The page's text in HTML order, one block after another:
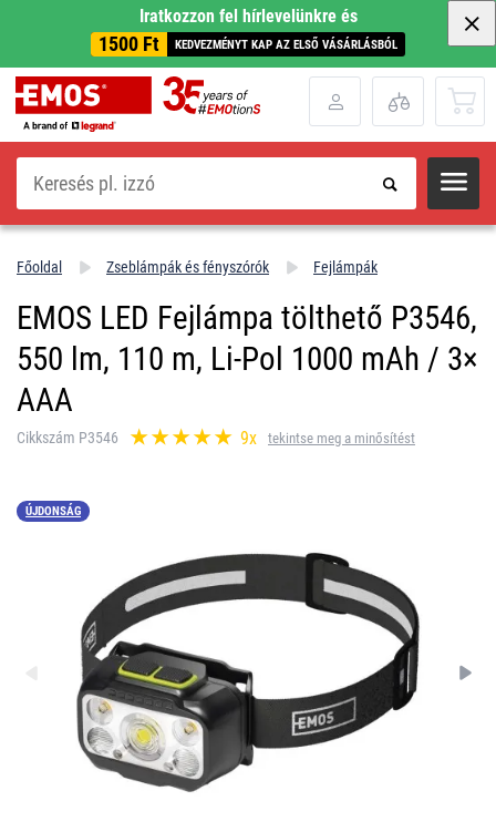
Iratkozzon fel hírlevelünkre és
1500 Ft KEDVEZMÉNYT KAP AZ ELSŐ VÁSÁRLÁSBÓL
Keresés
Főoldal Zseblámpák és fényszórók Fejlámpák
EMOS LED Fejlámpa tölthető P3546,
550 lm, 110 m, Li-Pol 1000 mAh / 3×
AAA
Cikkszám P3546 9x tekintse meg a minősítést
ÚJDONSÁG